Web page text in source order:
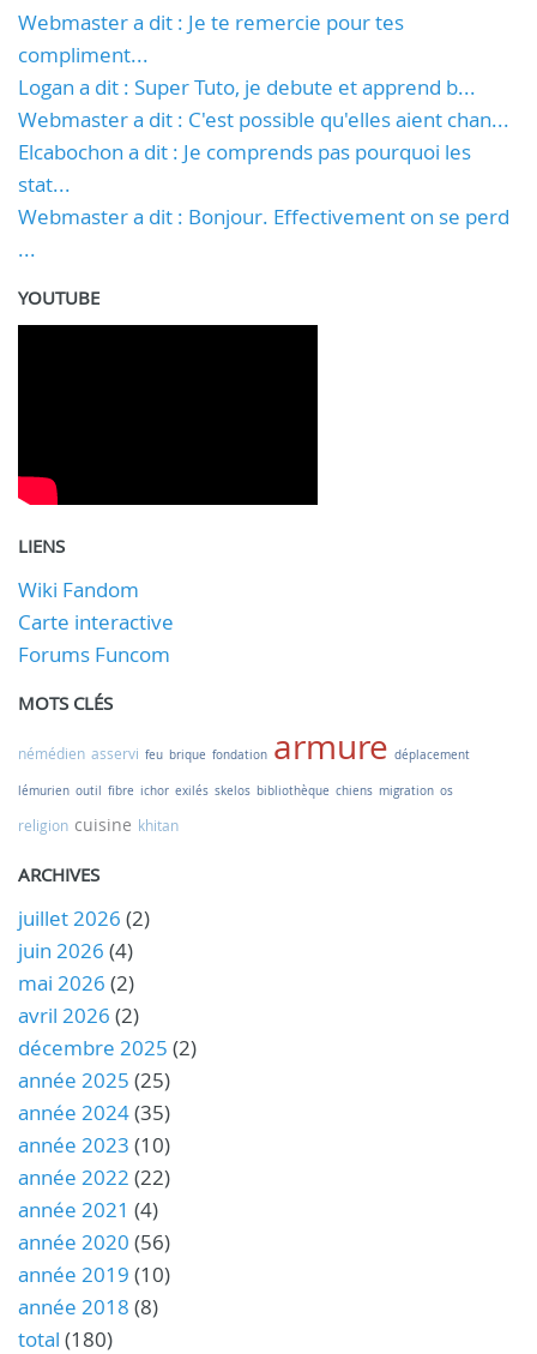
Webmaster a dit : Je te remercie pour tes
compliment...
Logan a dit : Super Tuto, je debute et apprend b...
Webmaster a dit : C'est possible qu'elles aient chan...
Elcabochon a dit : Je comprends pas pourquoi les
stat...
Webmaster a dit : Bonjour. Effectivement on se perd
...
YOUTUBE
LIENS
Wiki Fandom
Carte interactive
Forums Funcom
MOTS CLÉS
némédien asservi feu brique fondation armure déplacement
lémurien outil fibre ichor exilés skelos bibliothèque chiens migration os
religion cuisine khitan
ARCHIVES
juillet 2026 (2)
juin 2026 (4)
mai 2026 (2)
avril 2026 (2)
décembre 2025 (2)
année 2025 (25)
année 2024(35)
année 2023 (10)
année 2022 (22)
année 2021 (4)
année 2020 (56)
année 2019 (10)
année 2018 (8)
total (180)